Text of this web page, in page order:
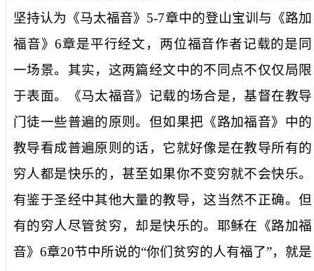
坚持认为《马太福音》 5-7章中的登山宝训与《路加
福音》6章是平行经文，两位福音作者记载的是同
一场景。其实，这两篇经文中的不同点不仅仅局限
于表面。《马太福音》记载的场合是，基督在教导
门徒一些普遍的原则。但如果把《路加福音》中的
教导看成普遍原则的话，它就好像是在教导所有的
穷人都是快乐的，甚至如果你不变穷就不会快乐。
有鉴于圣经中其他大量的教导，这当然不正确。但
有的穷人尽管贫穷，却是快乐的。耶稣在《路加福
音》 6章20节中所说的“你们贫穷的人有福了”，就是